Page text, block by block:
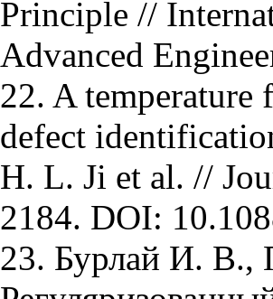
Principle //
Advanced
22. A
defect
H. L. Ji et al. //
2184. DOI:
23. Бурлай И. В.,